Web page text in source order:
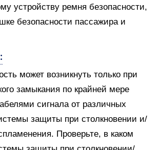
устройству ремня безопасности,
безопасности пассажира и
может возникнуть только при
замыкания по крайней мере
сигнала от различных
защиты при столкновении и/
Проверьте, в каком